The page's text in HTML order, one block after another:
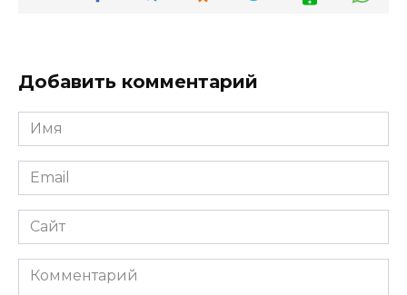
Добавить комментарий
Имя
Email
Сайт
Комментарий